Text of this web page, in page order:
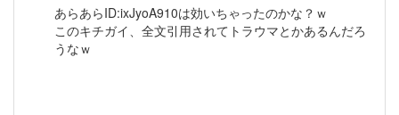
あらあらID:ixJyoA910は効いちゃったのかな？ｗ
このキチガイ、全文引用されてトラウマとかあるんだろ
うなｗ